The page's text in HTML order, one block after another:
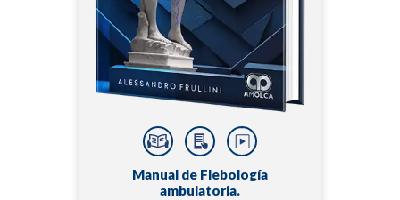
Manual de Flebología
ambulatoria.